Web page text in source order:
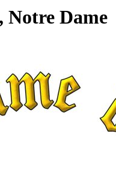
Dame